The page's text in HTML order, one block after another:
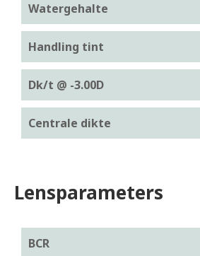
Watergehalte
Handling tint
Dk/t @ -3.00D
Centrale dikte
Lensparameters
BCR